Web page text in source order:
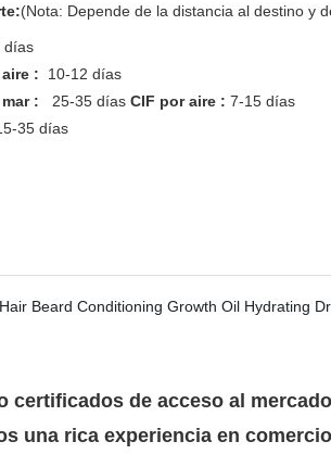
(Nota: Depende de la distancia al destino y
: 10-12 días
:
25-35 díasCIF por aire : 7-15 días
35 días
certificados de acceso al
una rica experiencia en